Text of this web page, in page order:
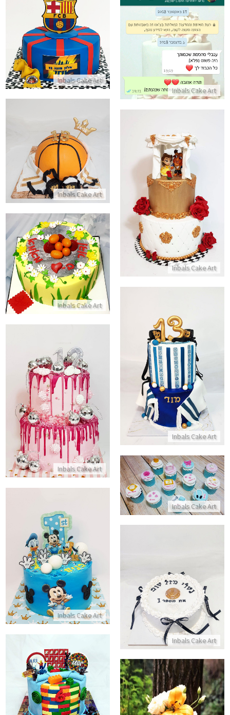
Inbals Cake Art
ביקורות מלקוחות לשירות נפלא
התקשר/י
Inbals Cake Art
כדורגל עוגת ברצלונה
התקשר/י
Inbals Cake Art
עוגת כשרה בעיצוב כדורסל
התקשר/י
Inbals Cake Art
עוגת קומות מבצק סוכר של היפה והחיה
התקשר/י
Inbals Cake Art
עוגת יום הולדת אביבית
התקשר/י
Inbals Cake Art
עוגה מעוצבת לבר מצווה
התקשר/י
Inbals Cake Art
עוגת קומות כשרה לבת מצווה
התקשר/י
Inbals Cake Art
קאפקייקס לגיוס קל
התקשר/י
Inbals Cake Art
עוגת מיקי מאוס וחברים לגיל
התקשר/י
Inbals Cake Art
עוגה עם פפיונים
התקשר/י
עוגת יום הולדת לגו כשר
התקשר/י